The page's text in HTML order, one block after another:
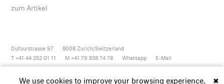
zum Artikel
Dufourstrasse 97 8008 Zurich/Switzerland
T +41 44 252 01 11
M +41 79 838 74 78 Whatsapp E-Mail
Newsletter Instagram Vimeo Youtube ✖
We use cookies to improve your browsing experience.